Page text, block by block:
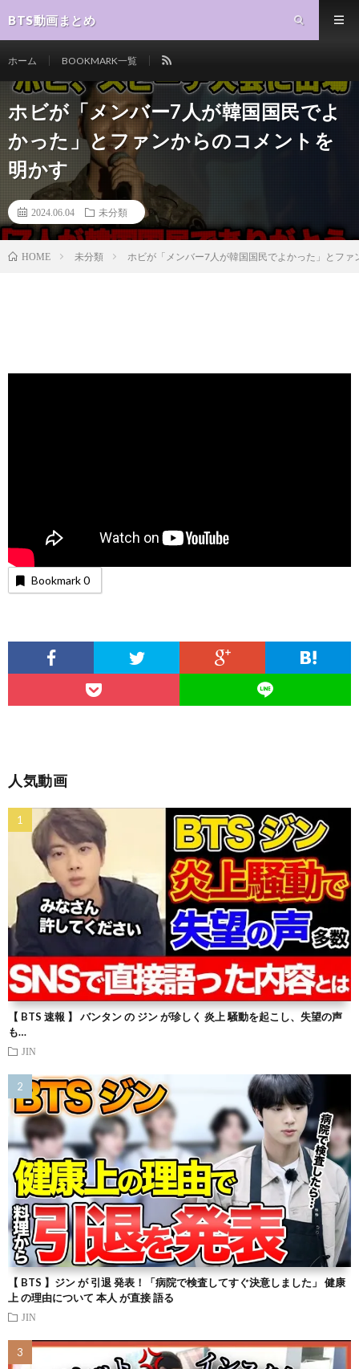
BTS動画まとめ
ホーム BOOKMARK一覧
ホビが「メンバー7人が韓国国民でよ
かった」とファンからのコメントを
明かす
2024.06.04 未分類
HOME 未分類 ホビが「メンバー7人が韓国国民でよかった」とファ
Bookmark0
人気動画
【 BTS 速報 】 バンタン の ジン が珍しく 炎上 騒動を起こし、失望の声
も…
JIN
【 BTS 】ジン が 引退 発表！「病院で検査してすぐ決意しました」 健康
上 の理由について 本人 が直接 語る
JIN